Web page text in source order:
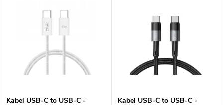
Kabel USB-C to USB-C - Kabel USB-C to USB-C -